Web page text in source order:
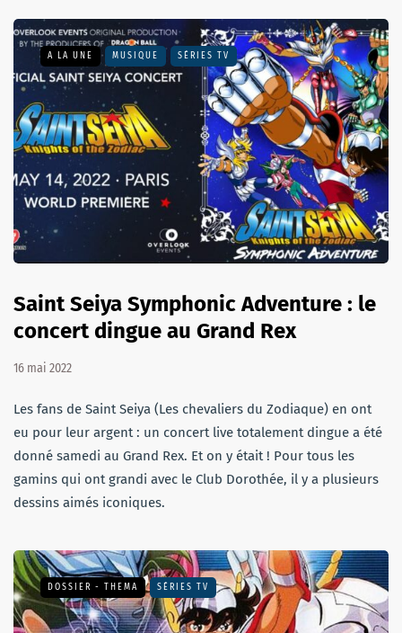
A LA UNE MUSIQUE SÉRIES TV
Saint Seiya Symphonic Adventure : le
concert dingue au Grand Rex
16 mai 2022
Les fans de Saint Seiya (Les chevaliers du Zodiaque) en ont
eu pour leur argent : un concert live totalement dingue a été
donné samedi au Grand Rex. Et on y était ! Pour tous les
gamins qui ont grandi avec le Club Dorothée, il y a plusieurs
dessins aimés iconiques.
DOSSIER - THEMA SÉRIES TV